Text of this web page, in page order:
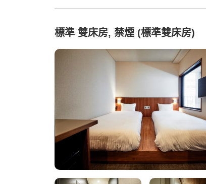
標準 雙床房, 禁煙 (標準雙床房)